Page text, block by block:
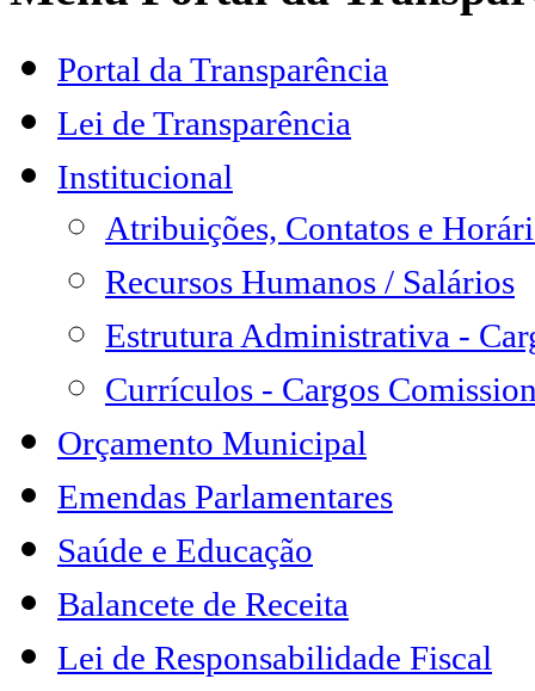
Portal da Transparência
Lei de Transparência
Institucional
Atribuições, Contatos e
Recursos Humanos / Salários
Estrutura Administrativa -
Currículos - Cargos
Orçamento Municipal
Emendas Parlamentares
Saúde e Educação
Balancete de Receita
Lei de Responsabilidade Fiscal